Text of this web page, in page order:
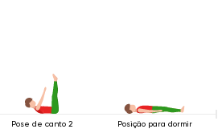
Pose de canto 2 Posição para dormir